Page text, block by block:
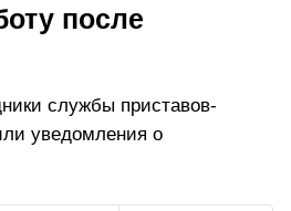
после
службы приставов-
уведомления о